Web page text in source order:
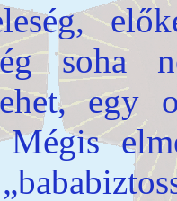
soha
egy
Mégis